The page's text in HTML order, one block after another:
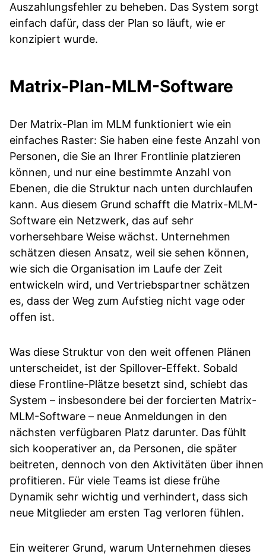
Auszahlungsfehler zu beheben. Das System sorgt
einfach dafür, dass der Plan so läuft, wie er
konzipiert wurde.
Matrix-Plan-MLM-Software
Der Matrix-Plan im MLM funktioniert wie ein
einfaches Raster: Sie haben eine feste Anzahl von
Personen, die Sie an Ihrer Frontlinie platzieren
können, und nur eine bestimmte Anzahl von
Ebenen, die die Struktur nach unten durchlaufen
kann. Aus diesem Grund schafft die Matrix-MLM-
Software ein Netzwerk, das auf sehr
vorhersehbare Weise wächst. Unternehmen
schätzen diesen Ansatz, weil sie sehen können,
wie sich die Organisation im Laufe der Zeit
entwickeln wird, und Vertriebspartner schätzen
es, dass der Weg zum Aufstieg nicht vage oder
offen ist.
Was diese Struktur von den weit offenen Plänen
unterscheidet, ist der Spillover-Effekt. Sobald
diese Frontline-Plätze besetzt sind, schiebt das
System – insbesondere bei der forcierten Matrix-
MLM-Software – neue Anmeldungen in den
nächsten verfügbaren Platz darunter. Das fühlt
sich kooperativer an, da Personen, die später
beitreten, dennoch von den Aktivitäten über ihnen
profitieren. Für viele Teams ist diese frühe
Dynamik sehr wichtig und verhindert, dass sich
neue Mitglieder am ersten Tag verloren fühlen.
Ein weiterer Grund, warum Unternehmen dieses